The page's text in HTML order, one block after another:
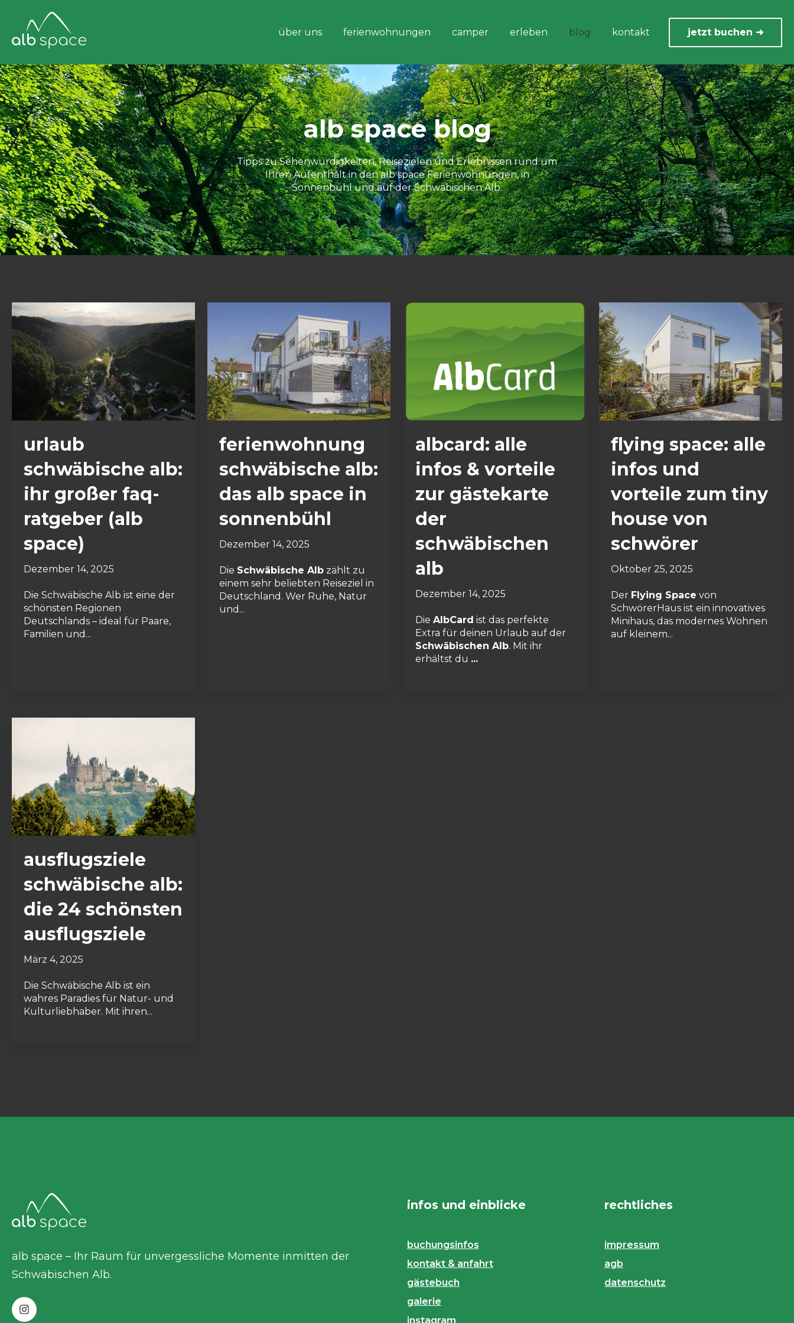
über uns ferienwohnungen camper erleben blog kontakt jetzt buchen ➜
alb space blog
Tipps zu Sehenwürdigkeiten, Reisezielen und Erlebnissen rund um
Ihren Aufenthalt in den alb space Ferienwohnungen, in
Sonnenbühl und auf der Schwäbischen Alb.
urlaub
schwäbische alb:
ihr großer faq-
ratgeber (alb
space)
Dezember 14, 2025
Die Schwäbische Alb ist eine der
schönsten Regionen
Deutschlands – ideal für Paare,
Familien und...
ferienwohnung
schwäbische alb:
das alb space in
sonnenbühl
Dezember 14, 2025
Die Schwäbische Alb zählt zu
einem sehr beliebten Reiseziel in
Deutschland. Wer Ruhe, Natur
und...
albcard: alle
infos & vorteile
zur gästekarte
der
schwäbischen
alb
Dezember 14, 2025
Die AlbCard ist das perfekte
Extra für deinen Urlaub auf der
Schwäbischen Alb. Mit ihr
erhältst du ...
flying space: alle
infos und
vorteile zum tiny
house von
schwörer
Oktober 25, 2025
Der Flying Space von
SchwörerHaus ist ein innovatives
Minihaus, das modernes Wohnen
auf kleinem...
ausflugsziele
schwäbische alb:
die 24 schönsten
ausflugsziele
März 4, 2025
Die Schwäbische Alb ist ein
wahres Paradies für Natur- und
Kulturliebhaber. Mit ihren...
alb space – Ihr Raum für unvergessliche Momente inmitten der
Schwäbischen Alb.
infos und einblicke
buchungsinfos
kontakt & anfahrt
gästebuch
galerie
instagram
rechtliches
impressum
agb
datenschutz